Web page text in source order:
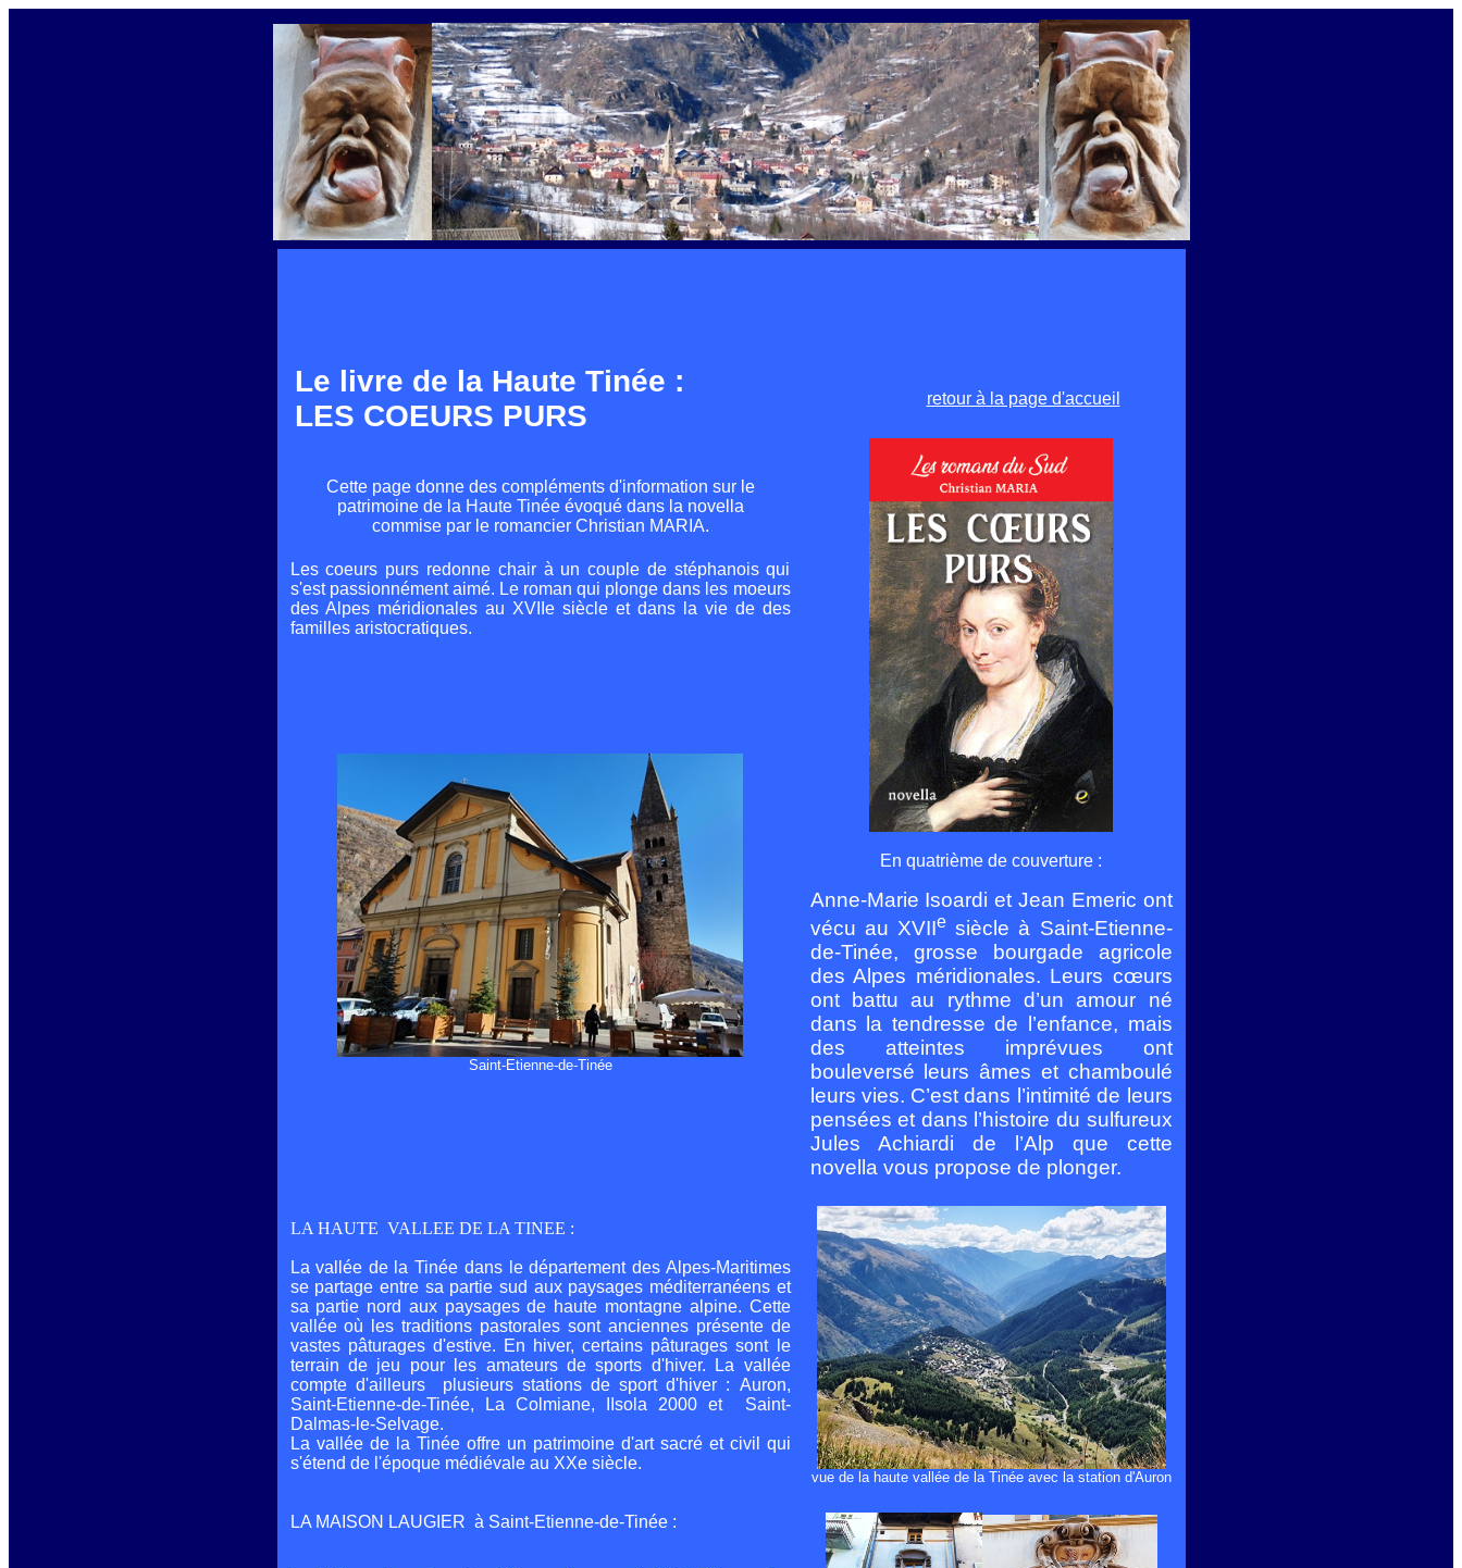
Le livre de la Haute Tinée :
LES COEURS PURS
retour à la page d'accueil
Cette page donne des compléments d'information sur le
patrimoine de la Haute Tinée évoqué dans la novella
commise par le romancier Christian MARIA.
Les coeurs purs redonne chair à un couple de stéphanois qui
s'est passionnément aimé. Le roman qui plonge dans les moeurs
des Alpes méridionales au XVIIe siècleet dans la vie de des
familles aristocratiques.
Saint-Etienne-de-Tinée
En quatrième de couverture :
Anne-Marie Isoardi et Jean Emeric ont
vécu au XVIIesiècle à Saint-Etienne-
de-Tinée, grosse bourgade agricole
des Alpes méridionales. Leurs cœurs
ont battu au rythme d’un amour né
dans la tendresse de l’enfance, mais
des atteintes imprévues ont
bouleversé leurs âmes et chamboulé
leurs vies. C’est dans l’intimité de leurs
pensées et dans l’histoire du sulfureux
Jules Achiardi de l’Alp que cette
novella vous propose de plonger.
LA HAUTE VALLEE DE LA TINEE :
La vallée de la Tinée dans le département des Alpes-Maritimes
se partage entre sa partie sud aux paysages méditerranéens et
sa partie nord aux paysages de haute montagne alpine. Cette
vallée où les traditions pastorales sont anciennes présente de
vastes pâturages d'estive. En hiver, certains pâturages sont le
terrain de jeu pour les amateurs de sports d'hiver. La vallée
compte d'ailleurs plusieurs stations de sport d'hiver : Auron,
Saint-Etienne-de-Tinée,
La Colmiane, IIsola 2000
et Saint-
Dalmas-le-Selvage.
La vallée de la Tinée offre un patrimoine d'art sacré et civil qui
s'étend de l'époque médiévale au XXe siècle.
vue de la haute vallée de la Tinée avec la station d'Auron
LA MAISON LAUGIER à Saint-Etienne-de-Tinée :